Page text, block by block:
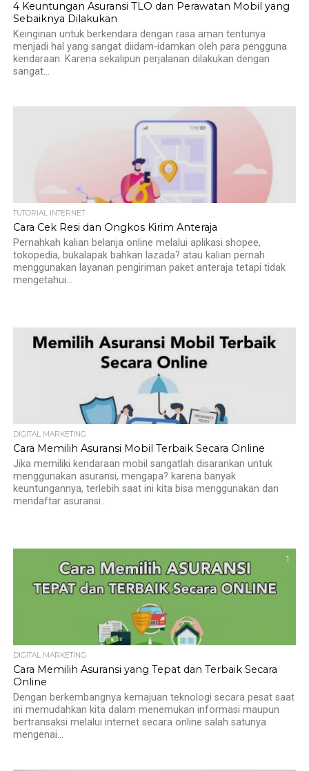
4 Keuntungan Asuransi TLO dan Perawatan Mobil yang
Sebaiknya Dilakukan
Keinginan untuk berkendara dengan rasa aman tentunya
menjadi hal yang sangat diidam-idamkan oleh para pengguna
kendaraan. Karena sekalipun perjalanan dilakukan dengan
sangat...
TUTORIAL INTERNET
Cara Cek Resi dan Ongkos Kirim Anteraja
Pernahkah kalian belanja online melalui aplikasi shopee,
tokopedia, bukalapak bahkan lazada? atau kalian pernah
menggunakan layanan pengiriman paket anteraja tetapi tidak
mengetahui...
DIGITAL MARKETING
Cara Memilih Asuransi Mobil Terbaik Secara Online
Jika memiliki kendaraan mobil sangatlah disarankan untuk
menggunakan asuransi, mengapa? karena banyak
keuntungannya, terlebih saat ini kita bisa menggunakan dan
mendaftar asuransi...
1
DIGITAL MARKETING
Cara Memilih Asuransi yang Tepat dan Terbaik Secara
Online
Dengan berkembangnya kemajuan teknologi secara pesat saat
ini memudahkan kita dalam menemukan informasi maupun
bertransaksi melalui internet secara online salah satunya
mengenai...